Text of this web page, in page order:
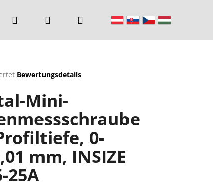
Suchen Warenkorb
Bewertungsdetails
Mini-
0-
mm, INSIZE
25A